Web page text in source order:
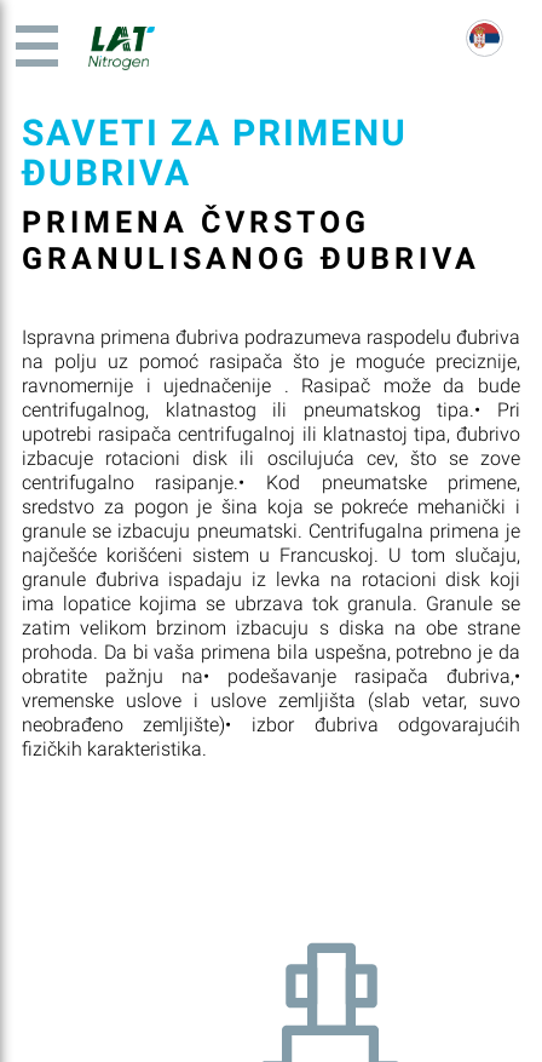
SAVETI ZA PRIMENU
ĐUBRIVA
PRIMENA ČVRSTOG
GRANULISANOG ĐUBRIVA
Ispravna primena đubriva podrazumeva raspodelu đubriva
na polju uz pomoć rasipača što je moguće preciznije,
ravnomernije i ujednačenije . Rasipač može da bude
centrifugalnog, klatnastog ili pneumatskog tipa.• Pri
upotrebi rasipača centrifugalnoj ili klatnastoj tipa, đubrivo
izbacuje rotacioni disk ili oscilujuća cev, što se zove
centrifugalno rasipanje.• Kod pneumatske primene,
sredstvo za pogon je šina koja se pokreće mehanički i
granule se izbacuju pneumatski. Centrifugalna primena je
najčešće korišćeni sistem u Francuskoj. U tom slučaju,
granule đubriva ispadaju iz levka na rotacioni disk koji
ima lopatice kojima se ubrzava tok granula. Granule se
zatim velikom brzinom izbacuju s diska na obe strane
prohoda. Da bi vaša primena bila uspešna, potrebno je da
obratite pažnju na• podešavanje rasipača đubriva,•
vremenske uslove i uslove zemljišta (slab vetar, suvo
neobrađeno zemljište)• izbor đubriva odgovarajućih
fizičkih karakteristika.